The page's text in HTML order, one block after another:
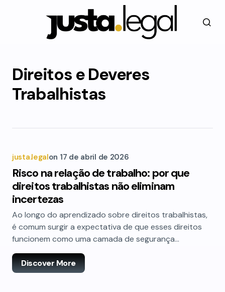
Direitos e Deveres
Trabalhistas
justa.legalon 17 de abril de 2026
Risco na relação de trabalho: por que
direitos trabalhistas não eliminam
incertezas
Ao longo do aprendizado sobre direitos trabalhistas,
é comum surgir a expectativa de que esses direitos
funcionem como uma camada de segurança…
Discover More